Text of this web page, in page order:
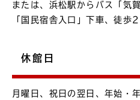
または、浜松駅からバス「気
「国民宿舎入口」下車、徒歩
休館日
月曜日、祝日の翌日、年始